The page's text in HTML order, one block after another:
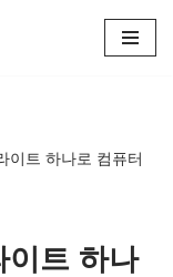
이트 하나로 컴퓨터
이트 하나